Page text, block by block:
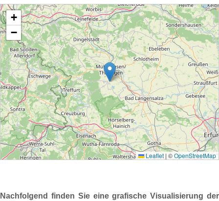
Nachfolgend finden Sie eine grafische Visualisierung der